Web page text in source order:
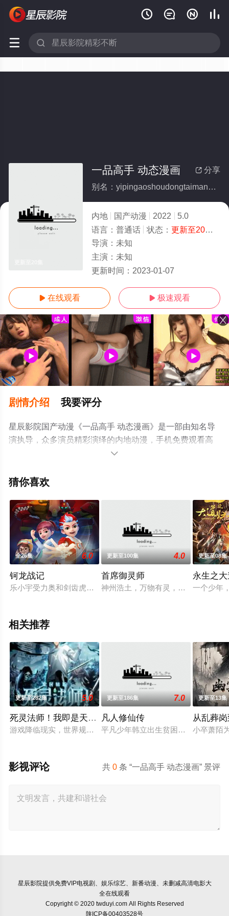
   
 
 分享
一品高手 动态漫画
别名：yipingaoshoudongtaimanhua
内地 国产动漫 2022
5.0
语言： 普通话 状态： 更新至20集
导演： 未知
主演： 未知
更新时间： 2023-01-07
 在线观看  极速观看
剧情介绍 我要评分
星辰影院国产动漫《一品高手 动态漫画》是一部由知名导
演执导，众多演员精彩演绎的内地动漫，手机免费观看高
清无删减完整版动漫全集就上星辰影视，更多相关信息可

猜你喜欢
全26集 6.0
钶龙战记
乐小宇受力奥和剑齿虎的委托，需要穿越到过去不同的时空，
更新至100集 4.0
首席御灵师
神州浩土，万物有灵，与精灵结成伙
更新至08集
永生之
一个少年
相关推荐
更新至282集 5.0
死灵法师！我即是天灾动态漫画
游戏降临现实，世界规则颠覆，人类进入全民转职时代。 唯有
更新至186集 7.0
凡人修仙传
平凡少年韩立出生贫困，为了让家人
更新至13集
从乱葬
小卒萧陌
共0 条 “一品高手 动态漫画” 景评
影视评论
星辰影院提供免费VIP电视剧、娱乐综艺、新番动漫、未删减高清电影大
全在线观看
Copyright © 2020 twduyi.com All Rights Reserved
陕ICP备00403528号